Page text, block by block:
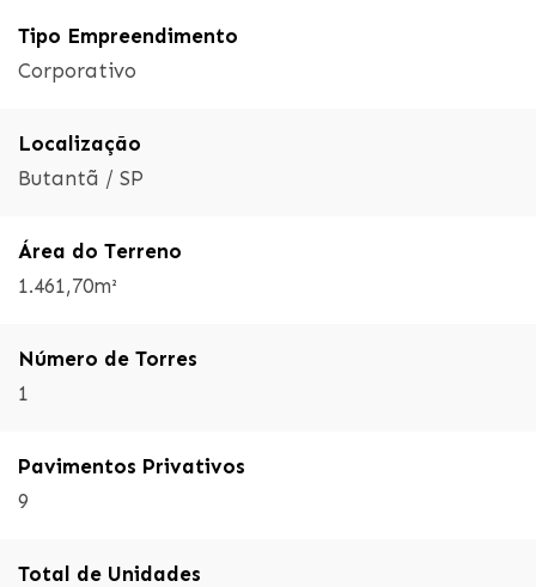
Tipo Empreendimento
Corporativo
Localização
Butantã / SP
Área do Terreno
1.461,70m²
Número de Torres
1
Pavimentos Privativos
9
Total de Unidades